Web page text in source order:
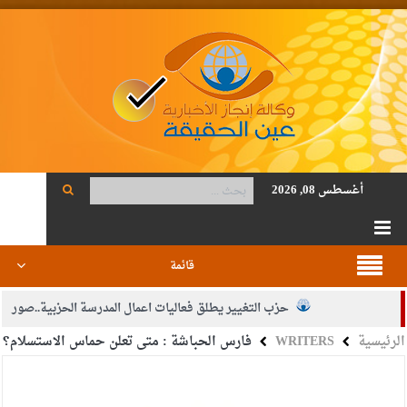
أغسطس 08, 2026
قائمة
حزب التغيير يطلق فعاليات اعمال المدرسة الحزبية..صور
الجيش يفتح باب التجنيد لحملة البكالوريوس في الحقوق والقانون
الرئيسية WRITERS فارس الحباشة : متى تعلن حماس الاستسلام؟